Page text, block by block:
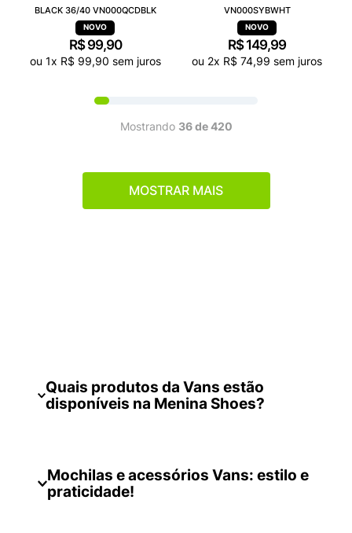
BLACK 36/40 VN000QCDBLK
R$ 99,90
ou 1x R$ 99,90 sem juros
VN000SYBWHT
R$ 149,99
ou 2x R$ 74,99 sem juros
Mostrando 36 de 420
MOSTRAR MAIS
Quais produtos da Vans estão
disponíveis na Menina Shoes?
Mochilas e acessórios Vans: estilo e
praticidade!